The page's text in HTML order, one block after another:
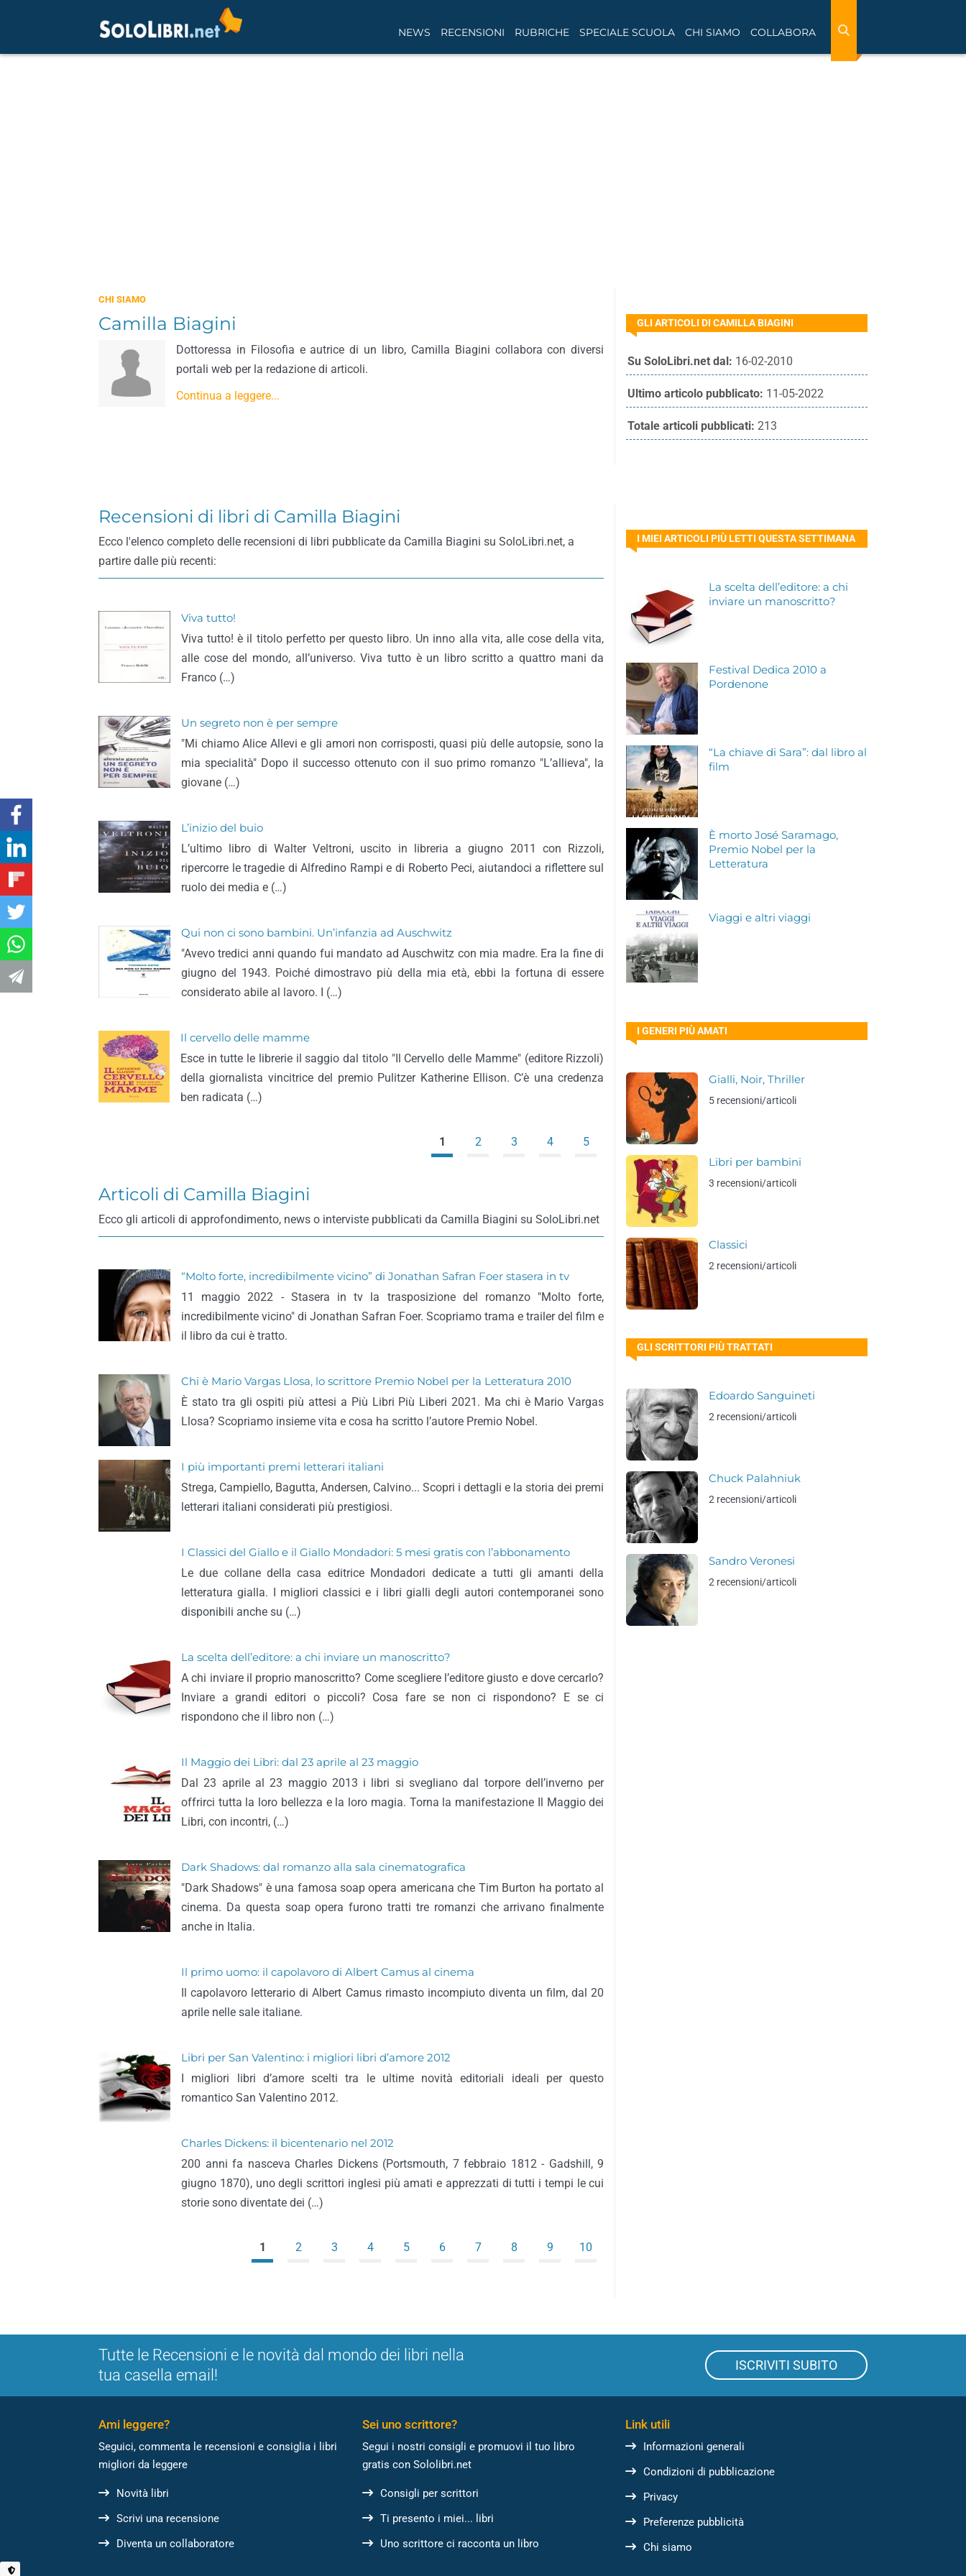
NEWS RECENSIONI RUBRICHE SPECIALE SCUOLA CHI SIAMO COLLABORA
CHI SIAMO
Camilla Biagini
Dottoressa in Filosofia e autrice di un libro, Camilla Biagini collabora con diversi
portali web per la redazione di articoli.
Continua a leggere...
GLI ARTICOLI DI CAMILLA BIAGINI
Su SoloLibri.net dal: 16-02-2010
Ultimo articolo pubblicato: 11-05-2022
Totale articoli pubblicati: 213
Recensioni di libri di Camilla Biagini
Ecco l'elenco completo delle recensioni di libri pubblicate da Camilla Biagini su SoloLibri.net, a
partire dalle più recenti:
Viva tutto!
Viva tutto! è il titolo perfetto per questo libro. Un inno alla vita, alle cose della vita,
alle cose del mondo, all’universo. Viva tutto è un libro scritto a quattro mani da
Franco (…)
Un segreto non è per sempre
"Mi chiamo Alice Allevi e gli amori non corrisposti, quasi più delle autopsie, sono la
mia specialità" Dopo il successo ottenuto con il suo primo romanzo "L’allieva", la
giovane (…)
L’inizio del buio
L’ultimo libro di Walter Veltroni, uscito in libreria a giugno 2011 con Rizzoli,
ripercorre le tragedie di Alfredino Rampi e di Roberto Peci, aiutandoci a riflettere sul
ruolo dei media e (…)
Qui non ci sono bambini. Un’infanzia ad Auschwitz
"Avevo tredici anni quando fui mandato ad Auschwitz con mia madre. Era la fine di
giugno del 1943. Poiché dimostravo più della mia età, ebbi la fortuna di essere
considerato abile al lavoro. I (…)
Il cervello delle mamme
Esce in tutte le librerie il saggio dal titolo "Il Cervello delle Mamme" (editore Rizzoli)
della giornalista vincitrice del premio Pulitzer Katherine Ellison. C’è una credenza
ben radicata (…)
1 2 3 4 5
Articoli di Camilla Biagini
Ecco gli articoli di approfondimento, news o interviste pubblicati da Camilla Biagini su SoloLibri.net
“Molto forte, incredibilmente vicino” di Jonathan Safran Foer stasera in tv
11 maggio 2022 - Stasera in tv la trasposizione del romanzo "Molto forte,
incredibilmente vicino" di Jonathan Safran Foer. Scopriamo trama e trailer del film e
il libro da cui è tratto.
Chi è Mario Vargas Llosa, lo scrittore Premio Nobel per la Letteratura 2010
È stato tra gli ospiti più attesi a Più Libri Più Liberi 2021. Ma chi è Mario Vargas
Llosa? Scopriamo insieme vita e cosa ha scritto l’autore Premio Nobel.
I più importanti premi letterari italiani
Strega, Campiello, Bagutta, Andersen, Calvino... Scopri i dettagli e la storia dei premi
letterari italiani considerati più prestigiosi.
I Classici del Giallo e il Giallo Mondadori: 5 mesi gratis con l’abbonamento
Le due collane della casa editrice Mondadori dedicate a tutti gli amanti della
letteratura gialla. I migliori classici e i libri gialli degli autori contemporanei sono
disponibili anche su (…)
La scelta dell’editore: a chi inviare un manoscritto?
A chi inviare il proprio manoscritto? Come scegliere l’editore giusto e dove cercarlo?
Inviare a grandi editori o piccoli? Cosa fare se non ci rispondono? E se ci
rispondono che il libro non (…)
Il Maggio dei Libri: dal 23 aprile al 23 maggio
Dal 23 aprile al 23 maggio 2013 i libri si svegliano dal torpore dell’inverno per
offrirci tutta la loro bellezza e la loro magia. Torna la manifestazione Il Maggio dei
Libri, con incontri, (…)
Dark Shadows: dal romanzo alla sala cinematografica
"Dark Shadows" è una famosa soap opera americana che Tim Burton ha portato al
cinema. Da questa soap opera furono tratti tre romanzi che arrivano finalmente
anche in Italia.
Il primo uomo: il capolavoro di Albert Camus al cinema
Il capolavoro letterario di Albert Camus rimasto incompiuto diventa un film, dal 20
aprile nelle sale italiane.
Libri per San Valentino: i migliori libri d’amore 2012
I migliori libri d’amore scelti tra le ultime novità editoriali ideali per questo
romantico San Valentino 2012.
Charles Dickens: il bicentenario nel 2012
200 anni fa nasceva Charles Dickens (Portsmouth, 7 febbraio 1812 - Gadshill, 9
giugno 1870), uno degli scrittori inglesi più amati e apprezzati di tutti i tempi le cui
storie sono diventate dei (…)
1 2 3 4 5 6 7 8 9 10
I MIEI ARTICOLI PIÙ LETTI QUESTA SETTIMANA
La scelta dell’editore: a chi
inviare un manoscritto?
Festival Dedica 2010 a
Pordenone
“La chiave di Sara”: dal libro al
film
È morto José Saramago,
Premio Nobel per la
Letteratura
Viaggi e altri viaggi
I GENERI PIÙ AMATI
Gialli, Noir, Thriller
5 recensioni/articoli
Libri per bambini
3 recensioni/articoli
Classici
2 recensioni/articoli
GLI SCRITTORI PIÙ TRATTATI
Edoardo Sanguineti
2 recensioni/articoli
Chuck Palahniuk
2 recensioni/articoli
Sandro Veronesi
2 recensioni/articoli
Tutte le Recensioni e le novità dal mondo dei libri nella
tua casella email!
ISCRIVITI SUBITO
Ami leggere?
Seguici, commenta le recensioni e consiglia i libri
migliori da leggere
Novità libri
Scrivi una recensione
Diventa un collaboratore
Sei uno scrittore?
Segui i nostri consigli e promuovi il tuo libro
gratis con Sololibri.net
Consigli per scrittori
Ti presento i miei... libri
Uno scrittore ci racconta un libro
Link utili
Informazioni generali
Condizioni di pubblicazione
Privacy
Preferenze pubblicità
Chi siamo